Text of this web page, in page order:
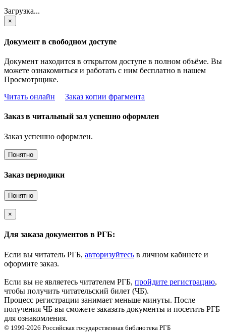
Загрузка...
×
Документ в свободном доступе
Документ находится в открытом доступе в полном объёме. Вы
можете ознакомиться и работать с ним бесплатно в нашем
Просмотрщике.
Читать онлайн
Заказ копии фрагмента
Заказ в читальный зал успешно оформлен
Заказ успешно оформлен.
Понятно
Заказ периодики
Понятно
×
Для заказа документов в РГБ:
Если вы читатель РГБ, авторизуйтесь в личном кабинете и
оформите заказ.
Если вы не являетесь читателем РГБ, пройдите регистрацию,
чтобы получить читательский билет (ЧБ).
Процесс регистрации занимает меньше минуты. После
получения ЧБ вы сможете заказать документы и посетить РГБ
для ознакомления.
© 1999-2026 Российская государственная библиотека РГБ